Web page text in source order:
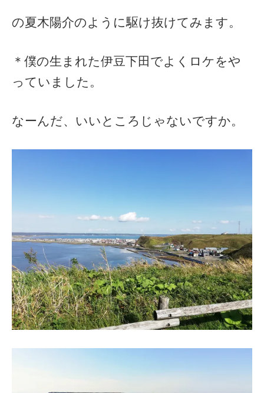
の夏木陽介のように駆け抜けてみます。
＊僕の生まれた伊豆下田でよくロケをや
っていました。
なーんだ、いいところじゃないですか。